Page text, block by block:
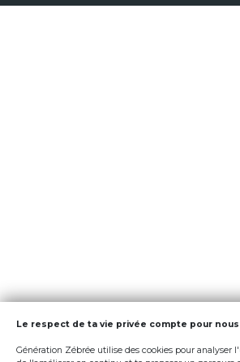
Le respect de ta vie privée compte pour nous
Génération Zébrée utilise des cookies pour analyser